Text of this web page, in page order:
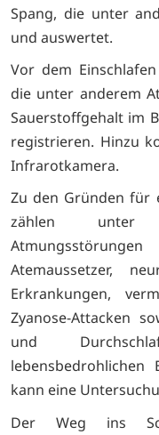
Spang, die unter
und auswertet.
Vor dem
die unter anderem
Sauerstoffgehalt im
registrieren. Hinzu
Infrarotkamera.
Zu den Gründen für
zählen unter
Atemaussetzer,
Erkrankungen,
Zyanose-Attacken
und
kann eine
Der Weg ins